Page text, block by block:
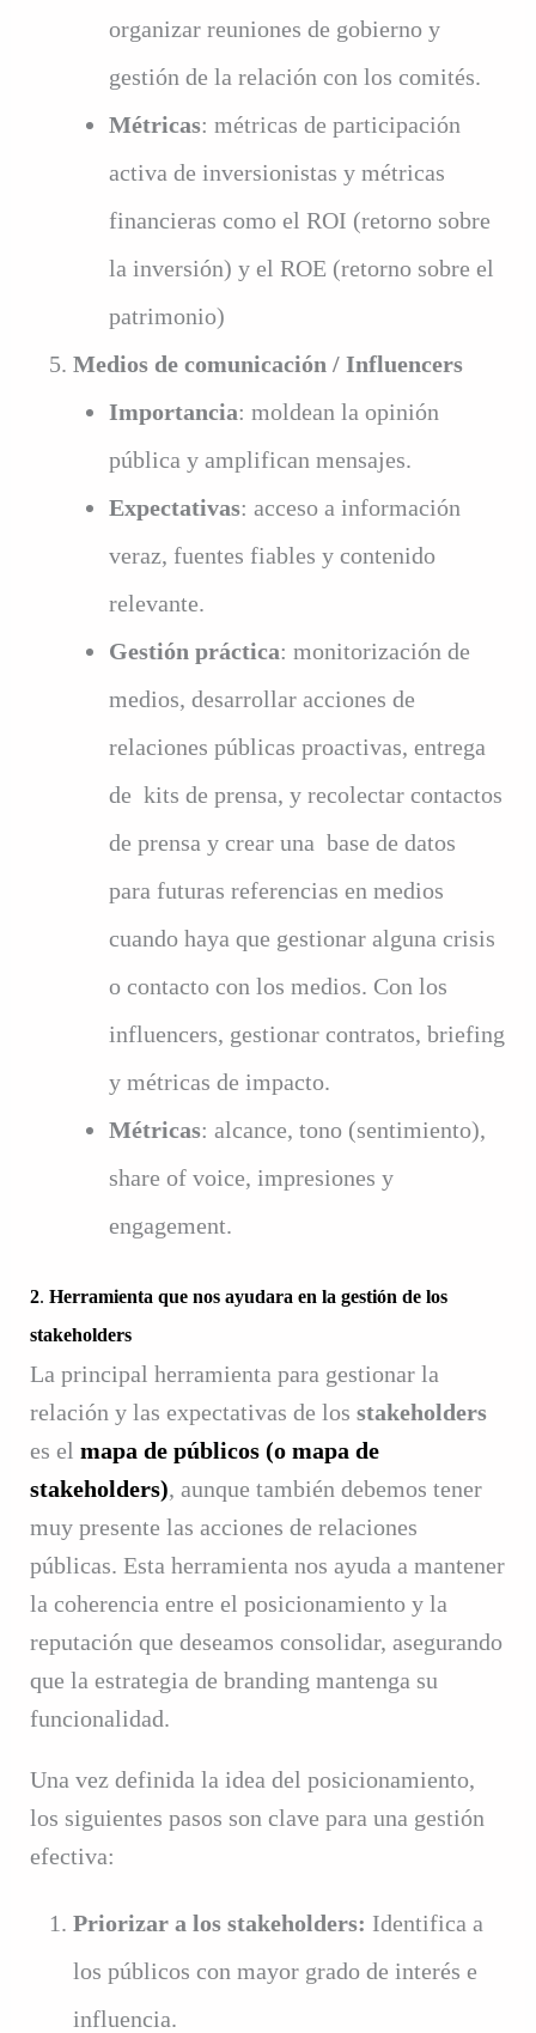
organizar reuniones de gobierno y
gestión de la relación con los comités.
Métricas: métricas de participación
activa de inversionistas y métricas
financieras como el ROI (retorno sobre
la inversión) y el ROE (retorno sobre el
patrimonio)
Medios de comunicación / Influencers
Importancia: moldean la opinión
pública y amplifican mensajes.
Expectativas: acceso a información
veraz, fuentes fiables y contenido
relevante.
Gestión práctica: monitorización de
medios, desarrollar acciones de
relaciones públicas proactivas, entrega
de kits de prensa, y recolectar contactos
de prensa y crear una base de datos
para futuras referencias en medios
cuando haya que gestionar alguna crisis
o contacto con los medios. Con los
influencers, gestionar contratos, briefing
y métricas de impacto.
Métricas: alcance, tono (sentimiento),
share of voice, impresiones y
engagement.
2. Herramienta que nos ayudara en la gestión de los
stakeholders
La principal herramienta para gestionar la
relación y las expectativas de los stakeholders
es el mapa de públicos (o mapa de
stakeholders), aunque también debemos tener
muy presente las acciones de relaciones
públicas. Esta herramienta nos ayuda a mantener
la coherencia entre el posicionamiento y la
reputación que deseamos consolidar, asegurando
que la estrategia de branding mantenga su
funcionalidad.
Una vez definida la idea del posicionamiento,
los siguientes pasos son clave para una gestión
efectiva:
Priorizar a los stakeholders: Identifica a
los públicos con mayor grado de interés e
influencia.